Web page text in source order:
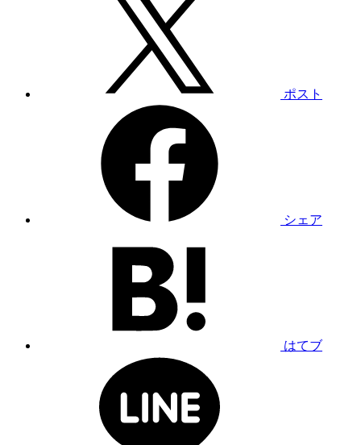
ポスト
シェア
はてブ